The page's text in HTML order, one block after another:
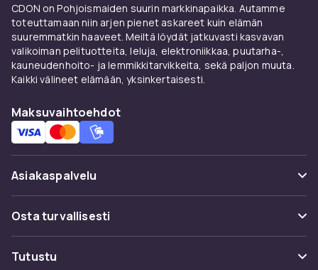
CDON on Pohjoismaiden suurin markkinapaikka. Autamme
toteuttamaan niin arjen pienet askareet kuin elämän
suuremmatkin haaveet. Meiltä löydät jatkuvasti kasvavan
valikoiman pelituotteita, leluja, elektroniikkaa, puutarha-,
kauneudenhoito- ja lemmikkitarvikkeita, sekä paljon muuta.
Kaikki välineet elämään, yksinkertaisesti.
Maksuvaihtoehdot
Asiakaspalvelu
Usein kysyttyä (UKK)
Seuraa pakettia
Osta turvallisesti
Maksuvaihtoehdot
Tutustu